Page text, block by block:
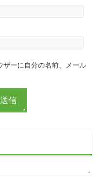
ザーに自分の名前、メール